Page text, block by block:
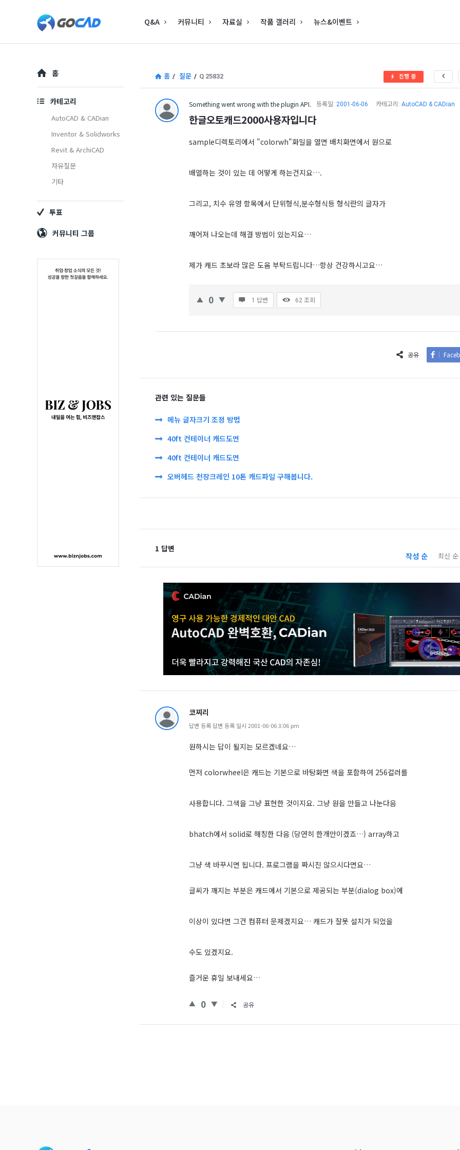
캐
–
캐
(CAD)
중
심
캐
드
(CAD)
Navigation
Q&A 커뮤니티 자료실 작품 갤러리 뉴스&이벤트
홈 / 질문 / Q 25832 진행 중
Something went wrong with the plugin API. 등록일: 2001-06-06 카테고리: AutoCAD & CADian
한글오토캐드2000사용자입니다
sample디렉토리에서 "colorwh"화일을 열면 배치화면에서 원으로
배열하는 것이 있는 데 어떻게 하는건지요….
그리고, 치수 유영 항목에서 단위형식,분수형식등 형식란의 글자가
깨어져 나오는데 해결 방법이 있는지요…
제가 캐드 초보라 많은 도움 부탁드립니다…항상 건강하시고요…
0 1 답변 62 조회
공유
관련 있는 질문들
메뉴 글자크기 조정 방법
40ft 컨테이너 캐드도면
40ft 컨테이너 캐드도면
오버헤드 천장크레인 10톤 캐드파일 구해봅니다.
1 답변
작성 순 최신 순
코찌리
답변 등록 답변 등록 일시 2001-06-06 3:06 pm
원하시는 답이 될지는 모르겠네요…
먼저 colorwheel은 캐드는 기본으로 바탕화면 색을 포함하여 256컬러를
사용합니다. 그색을 그냥 표현한 것이지요. 그냥 원을 만들고 나눈다음
bhatch에서 solid로 해칭한 다음 (당연히 한개만이겠죠…) array하고
그냥 색 바꾸시면 됩니다. 프로그램을 짜시진 않으시다면요…
글씨가 깨지는 부분은 캐드에서 기본으로 제공되는 부분(dialog box)에
이상이 있다면 그건 컴퓨터 문제겠지요… 캐드가 잘못 설치가 되었을
수도 있겠지요.
즐거운 휴일 보내세요…
0 공유
Explore
홈
카테고리
AutoCAD & CADian
Inventor & Solidworks
Revit & ArchiCAD
자유질문
기타
투표
커뮤니티 그룹
Footer